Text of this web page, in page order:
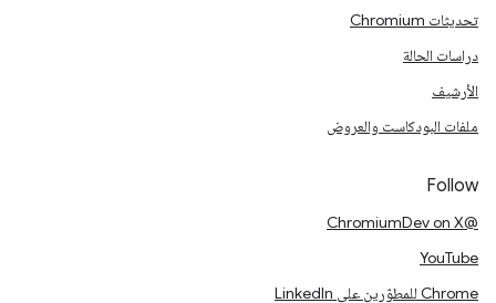
تحديثات Chromium
دراسات الحالة
الأرشيف
ملفات البودكاست والعروض
Follow
@ChromiumDev on X
YouTube
Chrome للمطوّرين على LinkedIn